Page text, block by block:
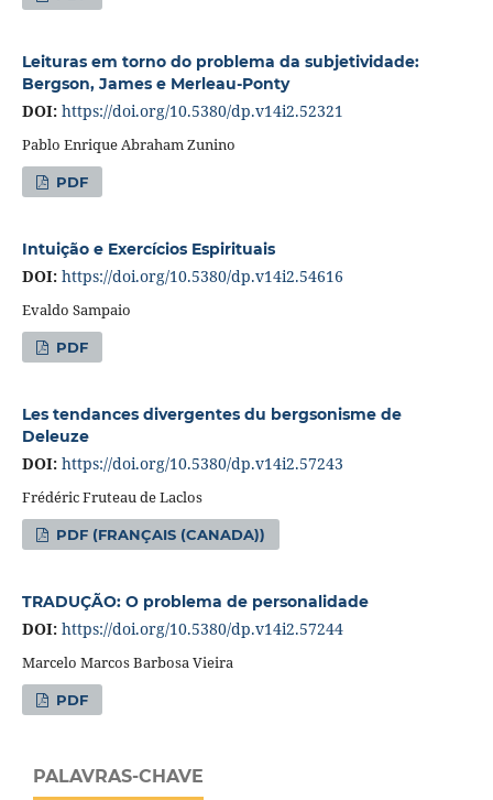
Leituras em torno do problema da subjetividade:
Bergson, James e Merleau-Ponty
DOI: https://doi.org/10.5380/dp.v14i2.52321
Pablo Enrique Abraham Zunino
PDF
Intuição e Exercícios Espirituais
DOI: https://doi.org/10.5380/dp.v14i2.54616
Evaldo Sampaio
PDF
Les tendances divergentes du bergsonisme de
Deleuze
DOI: https://doi.org/10.5380/dp.v14i2.57243
Frédéric Fruteau de Laclos
PDF (FRANÇAIS (CANADA))
TRADUÇÃO: O problema de personalidade
DOI: https://doi.org/10.5380/dp.v14i2.57244
Marcelo Marcos Barbosa Vieira
PDF
PALAVRAS-CHAVE